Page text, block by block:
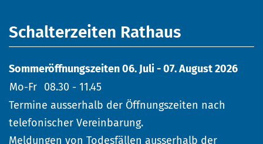
Schalterzeiten Rathaus
Sommeröffnungszeiten 06. Juli - 07. August 2026
Mo-Fr 08.30 - 11.45
Termine ausserhalb der Öffnungszeiten nach
telefonischer Vereinbarung.
Meldungen von Todesfällen ausserhalb der